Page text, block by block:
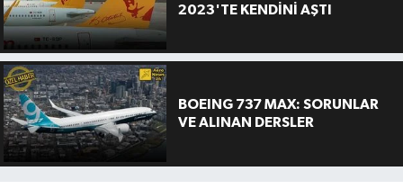
2023'TE KENDİNİ AŞTI
BOEING 737 MAX: SORUNLAR
VE ALINAN DERSLER